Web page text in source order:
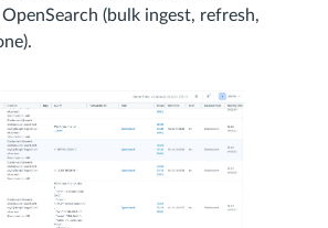
(bulk ingest, refresh,